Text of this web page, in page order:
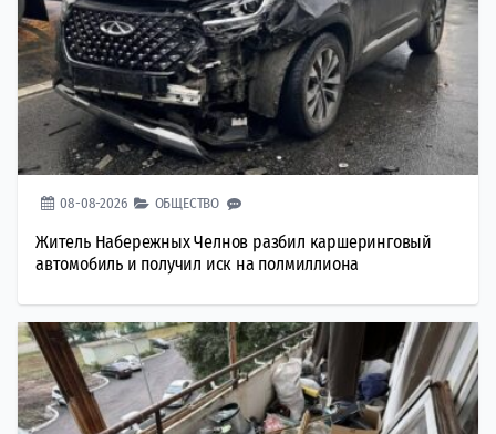
08-08-2026 ОБЩЕСТВО
Житель Набережных Челнов разбил каршеринговый
автомобиль и получил иск на полмиллиона